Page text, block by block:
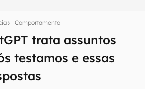
Comportamento
trata assuntos
testamos e essas
sobre tecnologia em primeira